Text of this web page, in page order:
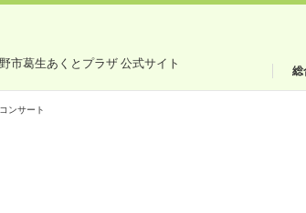
市葛生あくとプラザ 公式サイト
総
ンサート